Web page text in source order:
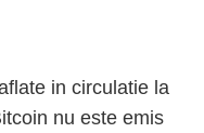
in circulatie la
nu este emis